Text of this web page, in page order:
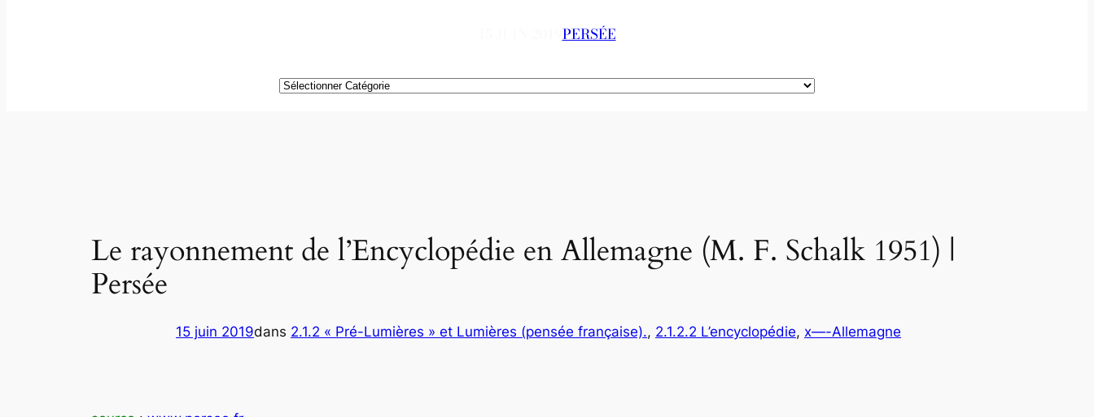
PERSÉE
Catégories
Le rayonnement de l’Encyclopédie en Allemagne (M. F. Schalk 1951) |
Persée
15 juin 2019dans 2.1.2 « Pré-Lumières » et Lumières (pensée française)., 2.1.2.2 L’encyclopédie, x—-Allemagne